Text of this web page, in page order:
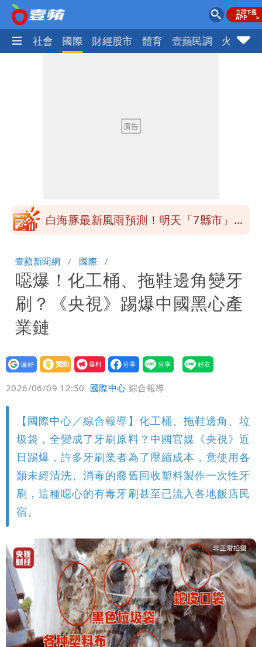
政治 社會 國際 財經股市 體育 壹蘋民調 火線話
戰網友：台灣人靠我活下來
男童躍下2.6米高台摔斷腳後跟 妹妹揭
交往3個月閃嫁農業處科長
白海豚最新風雨預測！明天「7縣市」達
戰網友：台灣人靠我活下來
男童躍下2.6米高台摔斷腳後跟 妹妹揭
原因「模仿超人力霸王」
壹蘋新聞網 國際
噁爆！化工桶、拖鞋邊角變牙
刷？《央視》踢爆中國黑心產
業鏈
設為
贊助
我要
爆料
2026/06/09 12:50 國際中心 綜合報導
【國際中心／綜合報導】化工桶、拖鞋邊角、垃
圾袋，全變成了牙刷原料？中國官媒《央視》近
日踢爆，許多牙刷業者為了壓縮成本，竟使用各
類未經清洗、消毒的廢舊回收塑料製作一次性牙
刷，這種噁心的有毒牙刷甚至已流入各地飯店民
宿。